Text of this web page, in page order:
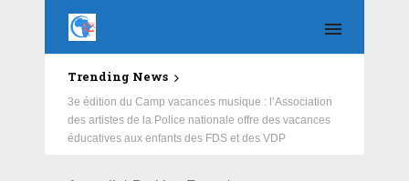
Trending News
Education : la fédération de la Russie rénove les
écoles primaire et collège du Camp Général
Aboubacar Sangoulé Lamizana